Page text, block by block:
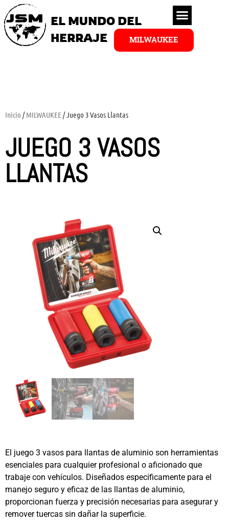
EL MUNDO DEL
HERRAJE
MILWAUKEE
Inicio /MILWAUKEE / Juego 3 Vasos Llantas
JUEGO 3 VASOS
LLANTAS
El juego 3 vasos para llantas de aluminio son herramientas
esenciales para cualquier profesional o aficionado que
trabaje con vehículos. Diseñados específicamente para el
manejo seguro y eficaz de las llantas de aluminio,
proporcionan fuerza y precisión necesarias para asegurar y
remover tuercas sin dañar la superficie.